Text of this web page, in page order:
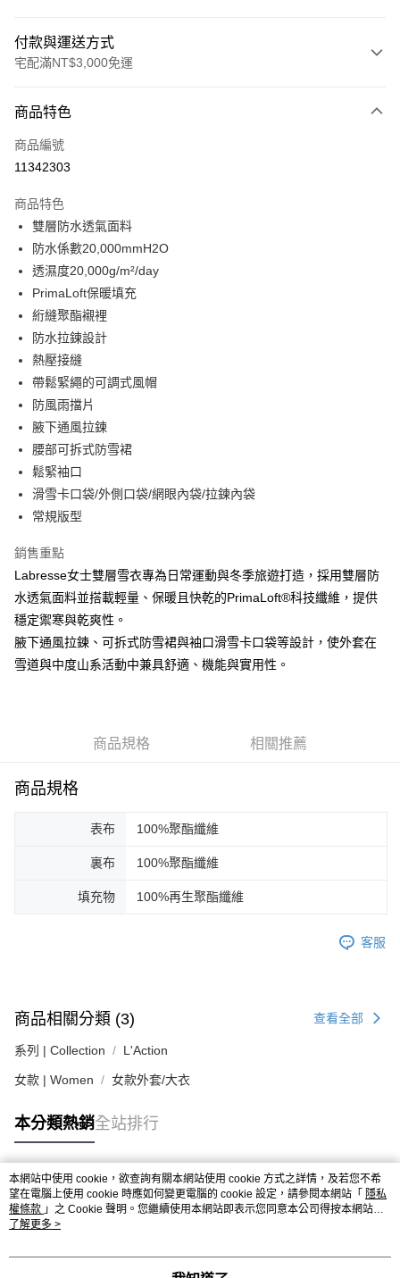
付款與運送方式
宅配滿NT$3,000免運
信用卡一次付款
信用卡分期付款
合作金庫商業銀行
華南商業銀行
上海商業儲蓄銀行
國泰世華商業銀行
臺灣中小企業銀行
匯豐（台灣）商業銀行
聯邦商業銀行
元大商業銀行
玉山商業銀行
台新國際商業銀行
台灣樂天信用卡公司
LINE Pay
Apple Pay
悠遊付
AFTEE先享後付
相關說明
【關於「AFTEE先享後付」】
AFTEE先享後付是「在收到商品之後才付款」的支付方式。 讓您購物簡單
便利好安心！
１．簡單：不需註冊會員、不需綁卡、不需儲值。
２．便利：只要手機號碼，簡訊認證，即可結帳。
１．於結帳方式選擇「AFTEE先享後付」後，將跳轉至「AFTEE先享後付」
結帳頁面，進行簡訊認證並確認金額後，即可完成結帳。
３．收到繳費通知簡訊後14天內，點擊此簡訊中的連結，可透過四大超商／
ATM／網路銀行／等多元方式進行付款，方視為交易完成。
※ 請注意：結帳手續完成當下不需立刻繳費，但若您需要取消訂單，請聯絡
購買商品的店家。未經商家同意取消之訂單仍視為有效，需透過AFTEE先享
後付繳納相關費用。
易，需依本服務之必要範圍內提供個人資料，並將交易相關給付款項請求債
權轉讓予恩沛科技股份有限公司。
https://aftee.tw/terms/#terms3
「AFTEE先享後付」，若未經同意申辦者引起之損失，本公司不負相關責
４．使用「AFTEE先享後付」時，將依據個別帳號之用戶狀況，依本公司即
５．嚴禁一人註冊多個帳號或使用他人資訊註冊。若發現惡意使用之情形，
運送方式
黑貓宅急便配送到府
商品特色
商品編號
11342303
商品特色
雙層防水透氣面料
防水係數20,000mmH2O
透濕度20,000g/m²/day
PrimaLoft保暖填充
絎縫聚酯襯裡
防水拉鍊設計
熱壓接縫
帶鬆緊繩的可調式風帽
防風雨擋片
腋下通風拉鍊
腰部可拆式防雪裙
鬆緊袖口
滑雪卡口袋/外側口袋/網眼內袋/拉鍊內袋
常規版型
銷售重點
Labresse女士雙層雪衣專為日常運動與冬季旅遊打造，採用雙層防
水透氣面料並搭載輕量、保暖且快乾的PrimaLoft®科技纖維，提供
穩定禦寒與乾爽性。
腋下通風拉鍊、可拆式防雪裙與袖口滑雪卡口袋等設計，使外套在
雪道與中度山系活動中兼具舒適、機能與實用性。
商品規格 相關推薦
商品規格
表布 100%聚酯纖維
裏布 100%聚酯纖維
填充物 100%再生聚酯纖維
客服
商品相關分類 (3) 查看全部
系列 | Collection L'Action
女款 | Women 女款外套/大衣
本分類熱銷全站排行
熱門標籤
本網站中使用 cookie，欲查詢有關本網站使用 cookie 方式之詳情，及若您不希
望在電腦上使用 cookie 時應如何變更電腦的 cookie 設定，請參閱本網站「 隱私
權條款 」之 Cookie 聲明。您繼續使用本網站即表示您同意本公司得按本網站使
用條款之 Cookie 聲明使用 cookie。
了解更多 >